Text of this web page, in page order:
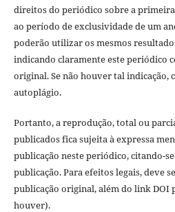
direitos do periódico sobre a
ao período de exclusividade de um
poderão utilizar os mesmos
indicando claramente este periódico
original. Se não houver tal indicação,
autoplágio.
Portanto, a reprodução, total ou
publicados fica sujeita à expressa
publicação neste periódico, citando-
publicação. Para efeitos legais, deve
publicação original, além do link DOI
houver).